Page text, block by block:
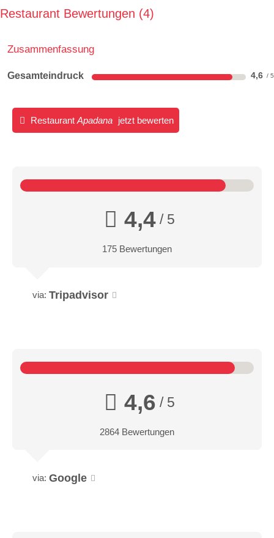
Restaurant Bewertungen 4
Zusammenfassung
Gesamteindruck 4,6
Restaurant Apadana jetzt bewerten
4,4/ 5
175 Bewertungen
via: Tripadvisor
4,6 / 5
2864 Bewertungen
via: Google